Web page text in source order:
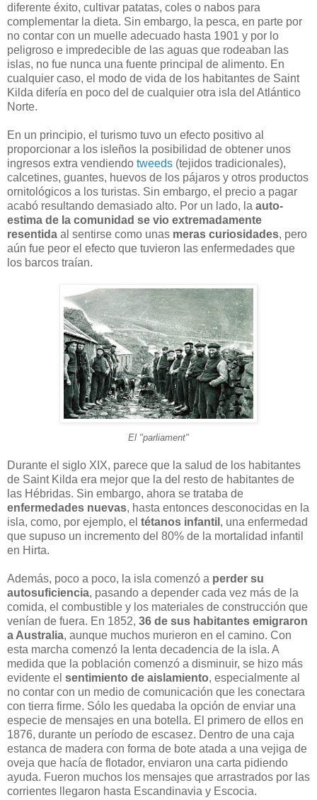
diferente éxito, cultivar patatas, coles o nabos para
complementar la dieta. Sin embargo, la pesca, en parte por
no contar con un muelle adecuado hasta 1901 y por lo
peligroso e impredecible de las aguas que rodeaban las
islas, no fue nunca una fuente principal de alimento. En
cualquier caso, el modo de vida de los habitantes de Saint
Kilda difería en poco del de cualquier otra isla del Atlántico
Norte.
En un principio, el turismo tuvo un efecto positivo al
proporcionar a los isleños la posibilidad de obtener unos
ingresos extra vendiendo tweeds (tejidos tradicionales),
calcetines, guantes, huevos de los pájaros y otros productos
ornitológicos a los turistas. Sin embargo, el precio a pagar
acabó resultando demasiado alto. Por un lado, la auto-
estima de la comunidad se vio extremadamente
resentida al sentirse como unas meras curiosidades, pero
aún fue peor el efecto que tuvieron las enfermedades que
los barcos traían.
El "parliament"
Durante el siglo XIX, parece que la salud de los habitantes
de Saint Kilda era mejor que la del resto de habitantes de
las Hébridas. Sin embargo, ahora se trataba de
enfermedades nuevas, hasta entonces desconocidas en la
isla, como, por ejemplo, el tétanos infantil , una enfermedad
que supuso un incremento del 80% de la mortalidad infantil
en Hirta.
Además, poco a poco, la isla comenzó a perder su
autosuficiencia, pasando a depender cada vez más de la
comida, el combustible y los materiales de construcción que
venían de fuera. En 1852, 36 de sus habitantes emigraron
a Australia, aunque muchos murieron en el camino. Con
esta marcha comenzó la lenta decadencia de la isla. A
medida que la población comenzó a disminuir, se hizo más
evidente el sentimiento de aislamiento, especialmente al
no contar con un medio de comunicación que les conectara
con tierra firme. Sólo les quedaba la opción de enviar una
especie de mensajes en una botella. El primero de ellos en
1876, durante un período de escasez. Dentro de una caja
estanca de madera con forma de bote atada a una vejiga de
oveja que hacía de flotador, enviaron una carta pidiendo
ayuda. Fueron muchos los mensajes que arrastrados por las
corrientes llegaron hasta Escandinavia y Escocia.